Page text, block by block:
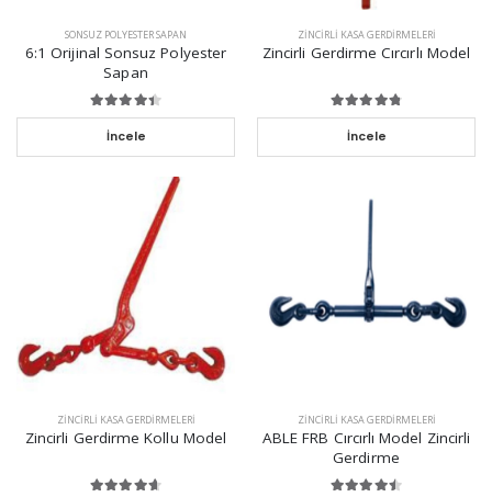
SONSUZ POLYESTER SAPAN
6:1 Orijinal Sonsuz Polyester
Sapan
İncele
ZINCIRLI KASA GERDIRMELERI
Zincirli Gerdirme Cırcırlı Model
İncele
ZINCIRLI KASA GERDIRMELERI
Zincirli Gerdirme Kollu Model
ZINCIRLI KASA GERDIRMELERI
ABLE FRB Cırcırlı Model Zincirli
Gerdirme